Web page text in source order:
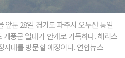
앞둔 28일 경기도 파주시 오두산 통일
풍군 일대가 안개로 가득하다. 해리스
지대를 방문할 예정이다. 연합뉴스